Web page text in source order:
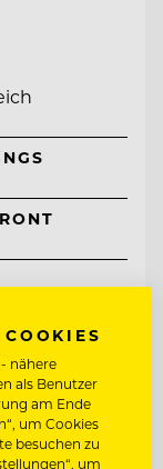
nähere
als Benutzer
am Ende
um Cookies
besuchen zu
um